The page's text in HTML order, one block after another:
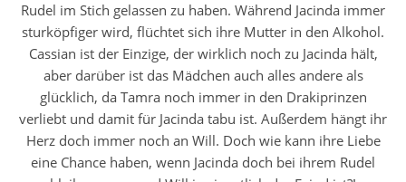
Rudel im Stich gelassen zu haben. Während Jacinda immer
sturköpfiger wird, flüchtet sich ihre Mutter in den Alkohol.
Cassian ist der Einzige, der wirklich noch zu Jacinda hält,
aber darüber ist das Mädchen auch alles andere als
glücklich, da Tamra noch immer in den Drakiprinzen
verliebt und damit für Jacinda tabu ist. Außerdem hängt ihr
Herz doch immer noch an Will. Doch wie kann ihre Liebe
eine Chance haben, wenn Jacinda doch bei ihrem Rudel